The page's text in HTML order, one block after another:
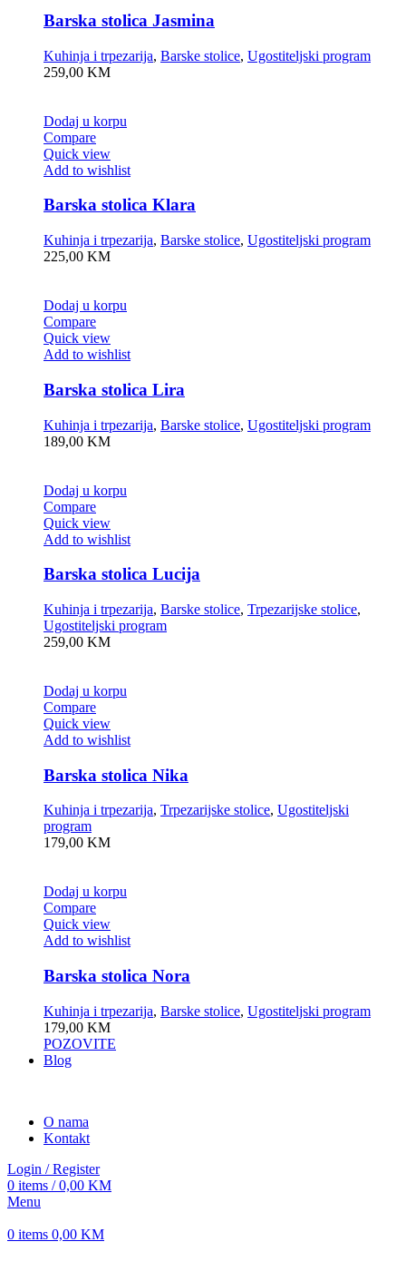
Barska stolica Jasmina
Kuhinja i trpezarija, Barske stolice, Ugostiteljski program
259,00 KM
Dodaj u korpu
Compare
Quick view
Add to wishlist
Barska stolica Klara
Kuhinja i trpezarija, Barske stolice, Ugostiteljski program
225,00 KM
Dodaj u korpu
Compare
Quick view
Add to wishlist
Barska stolica Lira
Kuhinja i trpezarija, Barske stolice, Ugostiteljski program
189,00 KM
Dodaj u korpu
Compare
Quick view
Add to wishlist
Barska stolica Lucija
Kuhinja i trpezarija, Barske stolice, Trpezarijske stolice,
Ugostiteljski program
259,00 KM
Dodaj u korpu
Compare
Quick view
Add to wishlist
Barska stolica Nika
Kuhinja i trpezarija, Trpezarijske stolice, Ugostiteljski
program
179,00 KM
Dodaj u korpu
Compare
Quick view
Add to wishlist
Barska stolica Nora
Kuhinja i trpezarija, Barske stolice, Ugostiteljski program
179,00 KM
POZOVITE
Blog
O nama
Kontakt
Login / Register
0 items / 0,00 KM
Menu
0 items 0,00 KM